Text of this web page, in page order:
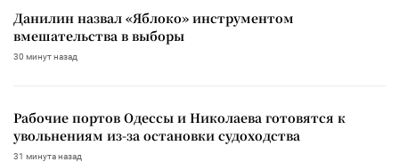
Данилин назвал «Яблоко» инструментом
вмешательства в выборы
30 минут назад
Рабочие портов Одессы и Николаева готовятся к
увольнениям из-за остановки судоходства
31 минута назад